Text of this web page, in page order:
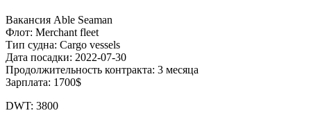
Вакансия Able Seaman
Флот: Merchant fleet
Тип судна: Cargo vessels
Дата посадки: 2022-07-30
Продолжительность контракта: 3 месяца
Зарплата: 1700$
DWT: 3800